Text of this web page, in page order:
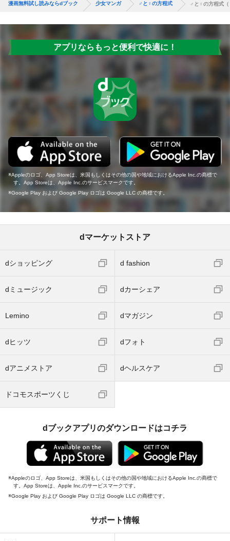
漫画無料試し読みならdブック 少女マンガ ♂と♀の方程式 ♂と♀の方程式（
アプリならもっと便利で快適に！
Appleのロゴ、App Storeは、米国もしくはその他の国や地域におけるApple Inc.の商標で
す。App Storeは、Apple Inc.のサービスマークです。
Google Play および Google Play ロゴは Google LLC の商標です。
dマーケットストア
dショッピング d fashion
dミュージック dカーシェア
Lemino dマガジン
dヒッツ dフォト
dアニメストア dヘルスケア
ドコモスポーツくじ
dブックアプリのダウンロードはコチラ
Appleのロゴ、App Storeは、米国もしくはその他の国や地域におけるApple Inc.の商標で
す。App Storeは、Apple Inc.のサービスマークです。
Google Play および Google Play ロゴは Google LLC の商標です。
サポート情報